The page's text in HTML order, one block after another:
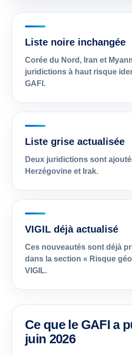
Liste noire inchangée
Corée du Nord, Iran et
juridictions à haut risque
GAFI.
Liste grise actualisée
Deux juridictions sont
Herzégovine et Irak.
VIGIL déjà actualisé
Ces nouveautés sont déjà
dans la section « Risque
VIGIL.
Ce que le GAFI a
juin 2026